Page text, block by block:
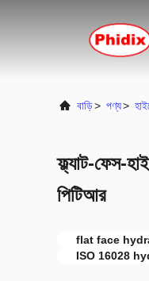
বাড়ি> পণ্য>
ফ্ল্যাট-ফেস-
পিটিআর
flat face
ISO 16028